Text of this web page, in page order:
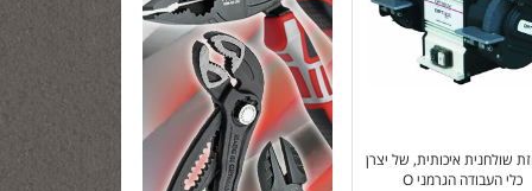
שולחנית איכותית, של יצרן
כלי העבודה הגרמני O